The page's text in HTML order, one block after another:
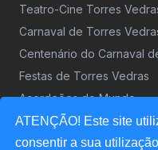
ATENÇÃO! Este site
consentir a sua utilização
Teatro-Cine Torres
Carnaval de Torres
Centenário do Carnaval
Festas de Torres Vedras
Acordeões do Mundo